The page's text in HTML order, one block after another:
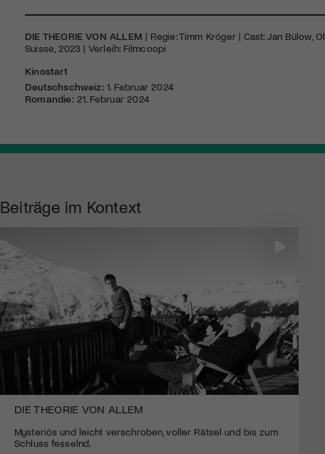
DIE THEORIE VON ALLEM | Regie: Timm Kröger | Cast: Jan Bülow,
Suisse, 2023 | Verleih: Filmcoopi
Kinostart
Deutschschweiz:1. Februar 2024
Romandie:21. Februar 2024
Beiträge im Kontext
DIE THEORIE VON ALLEM
Mysteriös und leicht verschroben, voller Rätsel und bis zum
Schluss fesselnd.